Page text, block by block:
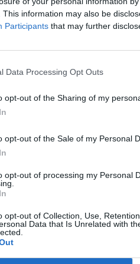
This information may also be
Participants that may further
Data Processing Opt Outs
opt-out of the Sharing of my
opt-out of the Sale of my Personal
opt-out of processing my Personal
opt-out of Collection, Use,
Data that Is Unrelated with
1-jén egy edzőtáborban
A zsoldosvezér
orosz kézen lévő Bahmut
portfolio.hu hírarchívumához
cikkarchívum
elmúlt 2 év napon belüli
Előfizetés